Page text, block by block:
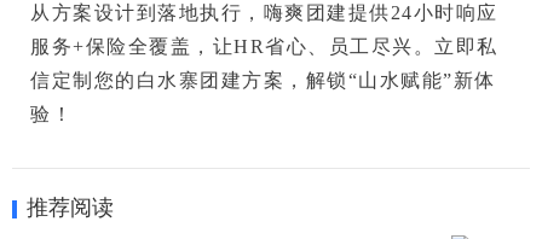
从方案设计到落地执行，嗨爽团建提供24小时响应
服务+保险全覆盖 ，让HR省心、员工尽兴。 立即私
信定制您的白水寨团建方案，解锁“山水赋能”新体
验！
推荐阅读